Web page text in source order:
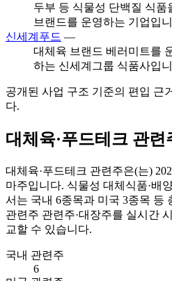
두부 등 식물성 단백질 식
브랜드를 운영하는 기업입
신세계푸드 —
대체육 브랜드 베러미트를
하는 신세계그룹 식품사입
공개된 사업 구조 기준의 편입 근
다.
대체육·푸드테크 관련
대체육·푸드테크 관련주은(는)
마주입니다. 식물성 대체식품·배
서는 국내 6종목과 미국 3종목 등
관련주 관련주·대장주를 실시간
교할 수 있습니다.
국내 관련주
6